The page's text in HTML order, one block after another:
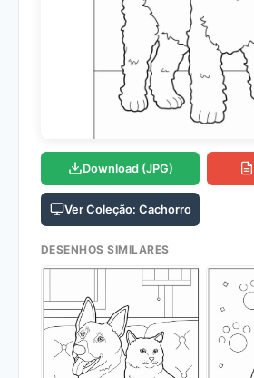
Download (JPG)
Ver Coleção: Cachorro
DESENHOS SIMILARES